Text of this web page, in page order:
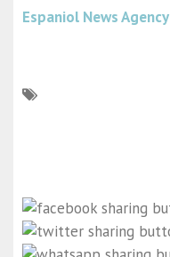
Espaniol News Agency